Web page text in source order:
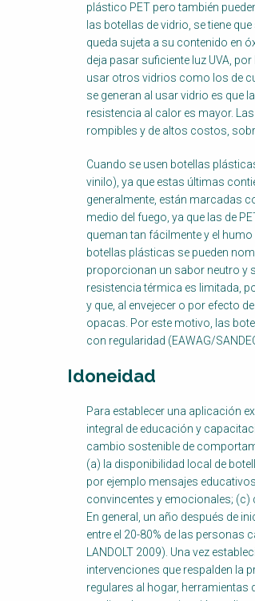
plástico PET pero también
las botellas de vidrio, se tiene
queda sujeta a su contenido en
deja pasar suficiente luz UVA,
usar otros vidrios como los de
se generan al usar vidrio es que
resistencia al calor es mayor.
rompibles y de altos costos,
Cuando se usen botellas
vinilo), ya que estas últimas
generalmente, están marcadas
medio del fuego, ya que las de
queman tan fácilmente y el
botellas plásticas se pueden
proporcionan un sabor neutro y
resistencia térmica es limitada,
y que, al envejecer o por efecto
opacas. Por este motivo, las
con regularidad (EAWAG/
Idoneidad
Factsheet
Block
Body
Para establecer una aplicación
integral de educación y
cambio sostenible de
(a) la disponibilidad local de
por ejemplo mensajes
convincentes y emocionales; (c)
En general, un año después de
entre el 20-80% de las personas
LANDOLT 2009). Una vez
intervenciones que respalden la
regulares al hogar, herramientas